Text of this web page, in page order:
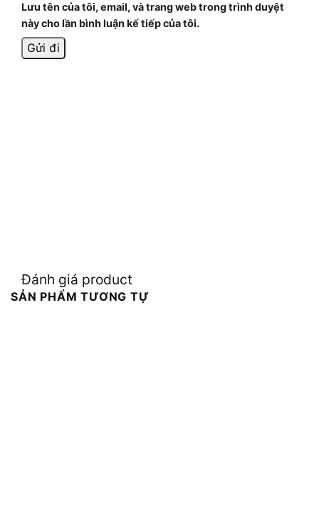
Lưu tên của tôi, email, và trang web trong trình duyệt
này cho lần bình luận kế tiếp của tôi.
Đánh giá product
SẢN PHẨM TƯƠNG TỰ